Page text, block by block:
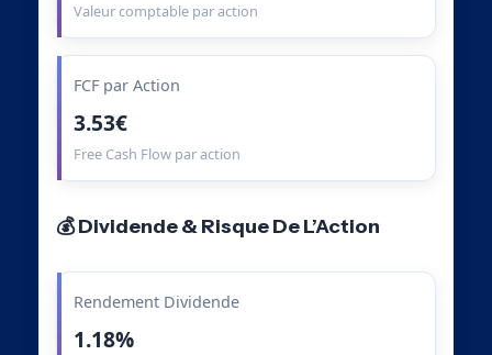
Valeur comptable par action
FCF par Action
3.53€
Free Cash Flow par action
💰 Dividende & Risque De L’Action
Rendement Dividende
1.18%